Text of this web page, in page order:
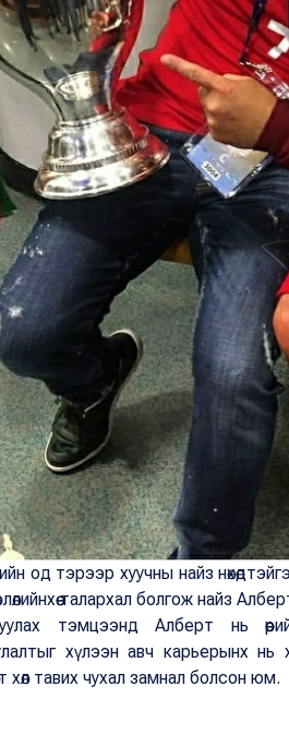
од тэрээр хуучны найз
талархал болгож найз
тэмцээнд Алберт нь
хүлээн авч карьерынх нь
хөл тавих чухал замнал болсон юм.